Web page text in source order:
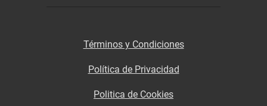
Términos y Condiciones
Política de Privacidad
Politica de Cookies